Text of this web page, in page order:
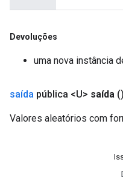
Devoluções
uma nova instância
saída pública <U> saída ()
Valores aleatórios com